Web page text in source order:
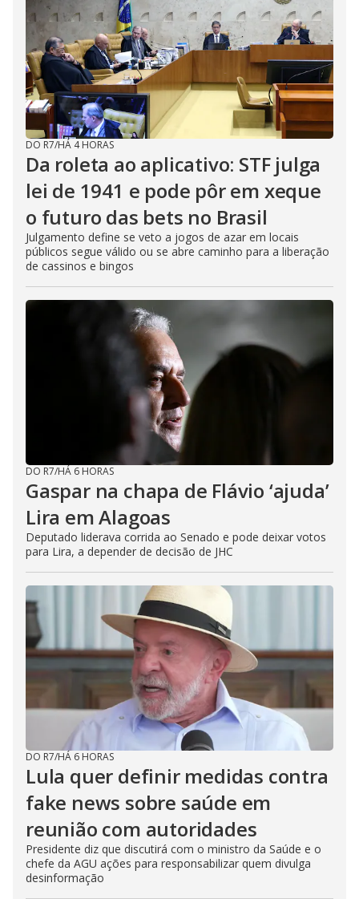
DO R7/HÁ 4 HORAS
Da roleta ao aplicativo: STF julga
lei de 1941 e pode pôr em xeque
o futuro das bets no Brasil
Julgamento define se veto a jogos de azar em locais
públicos segue válido ou se abre caminho para a liberação
de cassinos e bingos
DO R7/HÁ 6 HORAS
Gaspar na chapa de Flávio ‘ajuda’
Lira em Alagoas
Deputado liderava corrida ao Senado e pode deixar votos
para Lira, a depender de decisão de JHC
DO R7/HÁ 6 HORAS
Lula quer definir medidas contra
fake news sobre saúde em
reunião com autoridades
Presidente diz que discutirá com o ministro da Saúde e o
chefe da AGU ações para responsabilizar quem divulga
desinformação